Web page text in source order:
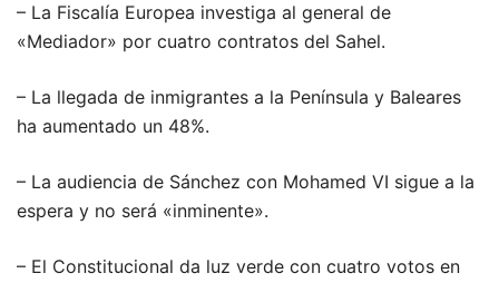
– La Fiscalía Europea investiga al general de
«Mediador» por cuatro contratos del Sahel.
– La llegada de inmigrantes a la Península y Baleares
ha aumentado un 48%.
– La audiencia de Sánchez con Mohamed VI sigue a la
espera y no será «inminente».
– El Constitucional da luz verde con cuatro votos en